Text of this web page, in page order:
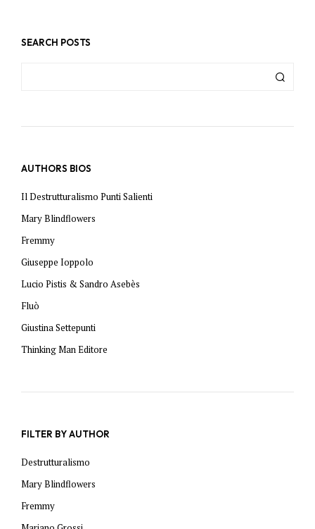
SEARCH POSTS
AUTHORS BIOS
Il Destrutturalismo Punti Salienti
Mary Blindflowers
Fremmy
Giuseppe Ioppolo
Lucio Pistis & Sandro Asebès
Fluò
Giustina Settepunti
Thinking Man Editore
FILTER BY AUTHOR
Destrutturalismo
Mary Blindflowers
Fremmy